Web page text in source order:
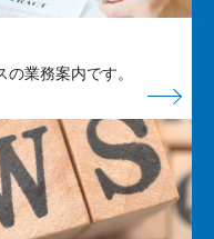
業務案内です。